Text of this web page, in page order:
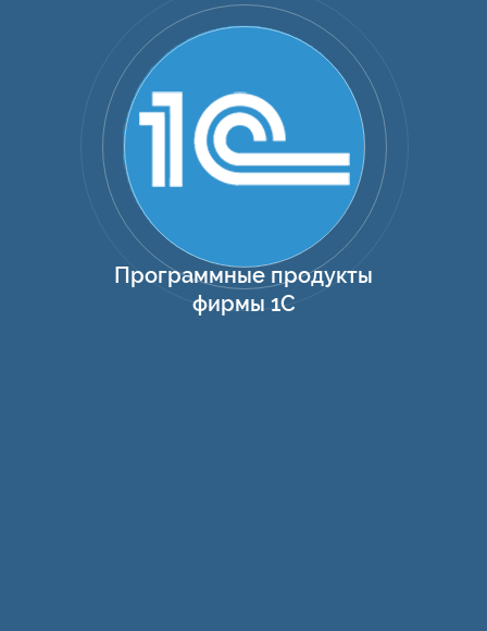
Программные продукты
фирмы 1С